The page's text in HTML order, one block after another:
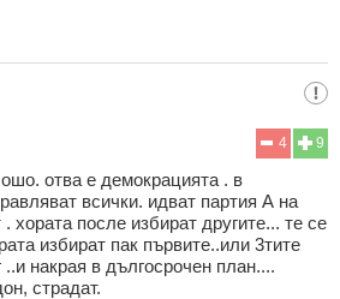
9
4
отва е демокрацията . в
всички. идват партия А на
хората после избират другите... те се
избират пак първите..или 3тите
..и накрая в дългосрочен план....
страдат.